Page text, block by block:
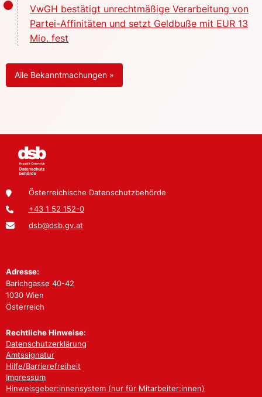
VwGH bestätigt unrechtmäßige Verarbeitung von
Partei-Affinitäten und setzt Geldbuße mit EUR 13
Mio. fest
Alle Bekanntmachungen »
Österreichische Datenschutzbehörde
+43 1 52 152-0
dsb@dsb.gv.at
Adresse:
Barichgasse 40-42
1030 Wien
Österreich
Rechtliche Hinweise:
Datenschutzerklärung
Amtssignatur
Hilfe/Barrierefreiheit
Impressum
Hinweisgeber:innensystem (nur für Mitarbeiter:innen)